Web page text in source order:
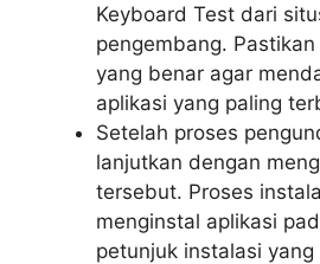
Keyboard Test dari
pengembang.
yang benar agar
aplikasi yang paling
Setelah proses
lanjutkan dengan
tersebut. Proses
menginstal aplikasi
petunjuk instalasi